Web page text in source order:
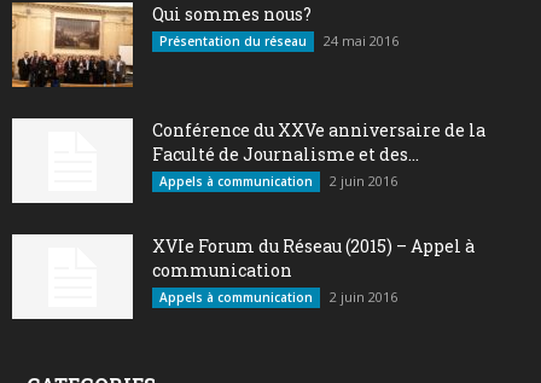
Qui sommes nous?
Présentation du réseau 24 mai 2016
Conférence du XXVe anniversaire de la
Faculté de Journalisme et des...
Appels à communication 2 juin 2016
XVIe Forum du Réseau (2015) – Appel à
communication
Appels à communication 2 juin 2016